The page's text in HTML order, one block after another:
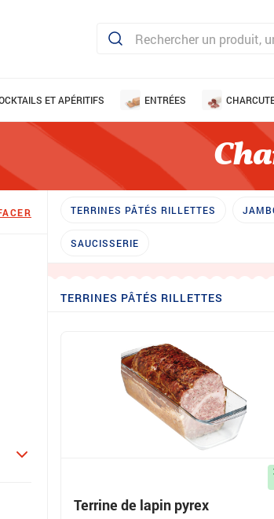
ET APÉRITIFS ENTRÉES
TERRINES PÂTÉS RILLETTES
SAUCISSERIE
TERRINES PÂTÉS RILLETTES
Terrine de lapin pyrex